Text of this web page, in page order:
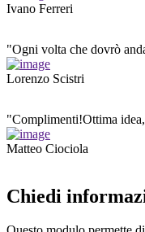
Ivano Ferreri
"Ogni volta che dovrò
Lorenzo Scistri
"Complimenti!Ottima
Matteo Ciociola
Chiedi